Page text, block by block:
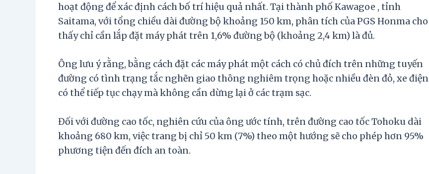
hoạt động để xác định cách bố trí hiệu quả nhất. Tại thành phố Kawagoe , tỉnh
Saitama, với tổng chiều dài đường bộ khoảng 150 km, phân tích của PGS Honma cho
thấy chỉ cần lắp đặt máy phát trên 1,6% đường bộ (khoảng 2,4 km) là đủ.
Ông lưu ý rằng, bằng cách đặt các máy phát một cách có chủ đích trên những tuyến
đường có tình trạng tắc nghẽn giao thông nghiêm trọng hoặc nhiều đèn đỏ, xe điện
có thể tiếp tục chạy mà không cần dừng lại ở các trạm sạc.
Đối với đường cao tốc, nghiên cứu của ông ước tính, trên đường cao tốc Tohoku dài
khoảng 680 km, việc trang bị chỉ 50 km (7%) theo một hướng sẽ cho phép hơn 95%
phương tiện đến đích an toàn.